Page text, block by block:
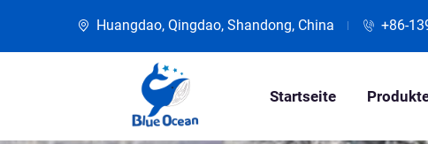
Huangdao, Qingdao, Shandong, China +86-
Startseite